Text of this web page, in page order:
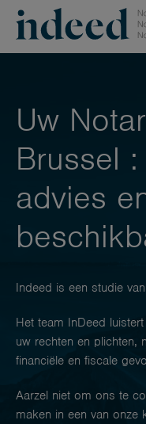
Uw
Brussel
advies
Indeed is een studie
Het team InDeed
uw rechten en plichten,
financiële en fiscale
Aarzel niet om ons te
maken in een van onze